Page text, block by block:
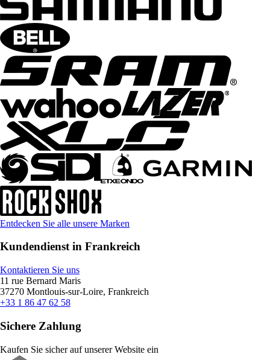
Entdecken Sie alle unsere Marken
Kundendienst in Frankreich
Kontaktieren Sie uns
11 rue Bernard Maris
37270 Montlouis-sur-Loire, Frankreich
+33 1 86 47 62 58
Sichere Zahlung
Kaufen Sie sicher auf unserer Website ein